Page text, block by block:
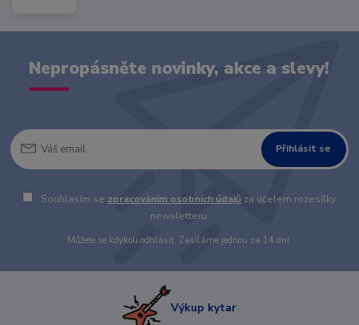
Nepropásněte novinky, akce a slevy!
Přihlásit se
Souhlasím se zpracováním osobních údajů za účelem rozesílky
newsletteru.
Můžete se kdykoli odhlásit. Zasíláme jednou za 14 dní.
Výkup kytar